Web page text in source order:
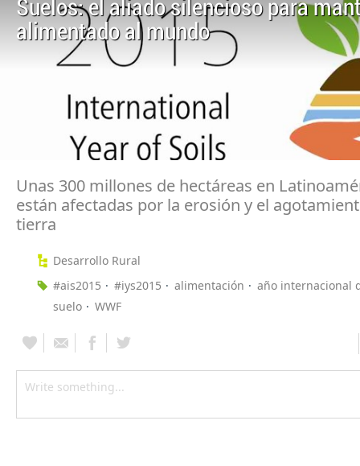
Suelos: el aliado silencioso para
alimentado al mundo
Unas 300 millones de hectáreas en
están afectadas por la erosión y el
tierra
Desarrollo Rural
#ais2015
#iys2015 alimentación
año internacional
suelo
WWF